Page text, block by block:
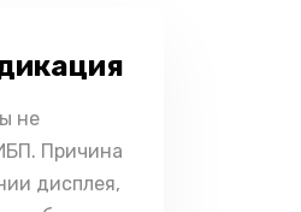
не
Причина
дисплея,